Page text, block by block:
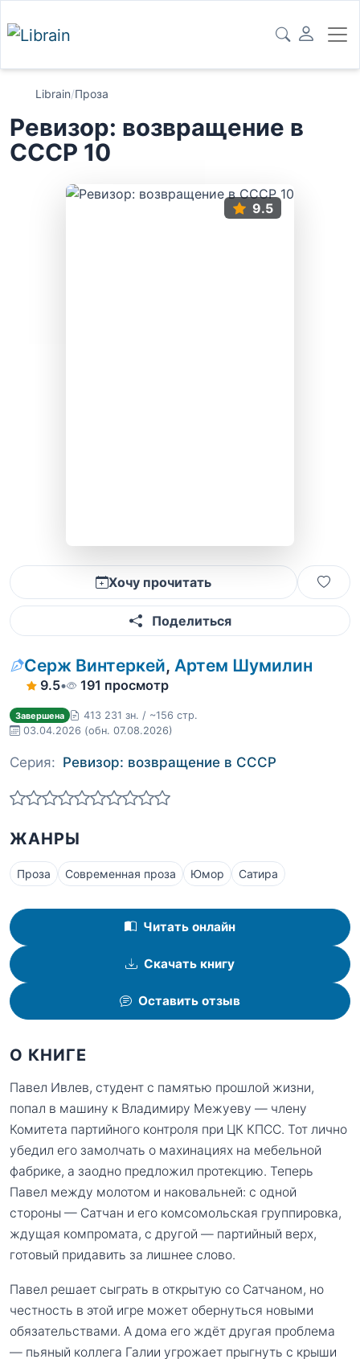
Librain/Проза
Ревизор: возвращение в
СССР 10
9.5
Хочу прочитать
Поделиться
Серж Винтеркей, Артем Шумилин
9.5• 191 просмотр
Завершена
413 231 зн. / ~156 стр.
03.04.2026 (обн. 07.08.2026)
Серия: Ревизор: возвращение в СССР
ЖАНРЫ
Проза Современная проза Юмор Сатира
Читать онлайн
Скачать книгу
Оставить отзыв
О КНИГЕ
Павел Ивлев, студент с памятью прошлой жизни,
попал в машину к Владимиру Межуеву — члену
Комитета партийного контроля при ЦК КПСС. Тот лично
убедил его замолчать о махинациях на мебельной
фабрике, а заодно предложил протекцию. Теперь
Павел между молотом и наковальней: с одной
стороны — Сатчан и его комсомольская группировка,
ждущая компромата, с другой — партийный верх,
готовый придавить за лишнее слово.
Павел решает сыграть в открытую со Сатчаном, но
честность в этой игре может обернуться новыми
обязательствами. А дома его ждёт другая проблема
— пьяный коллега Галии угрожает прыгнуть с крыши